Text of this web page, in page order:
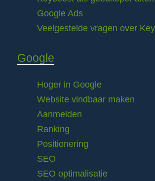
Google Ads
Veelgestelde vragen over
Google
Hoger in Google
Website vindbaar maken
Aanmelden
Ranking
Positionering
SEO
SEO optimalisatie